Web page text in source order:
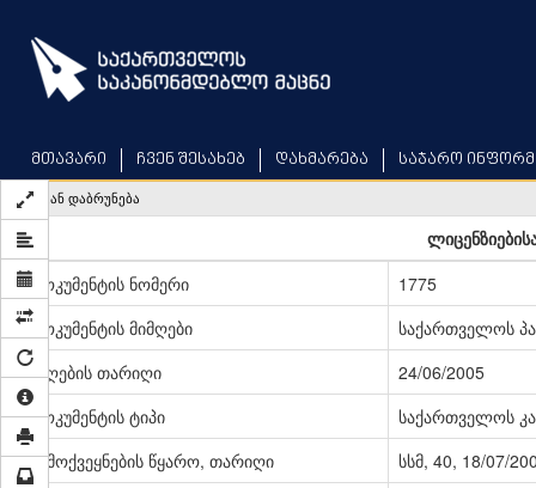
main
content
მთავარი ჩვენ შესახებ დახმარება საჯარო
უკან დაბრუნება
დოკუმენტის ნომერი
1775
დოკუმენტის მიმღები
საქართველოს
მიღების თარიღი
24/06/2005
დოკუმენტის ტიპი
საქართველოს
გამოქვეყნების წყარო, თარიღი
სსმ, 40, 18/07/